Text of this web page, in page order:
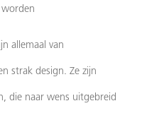
allemaal van
strak design. Ze zijn
die naar wens uitgebreid